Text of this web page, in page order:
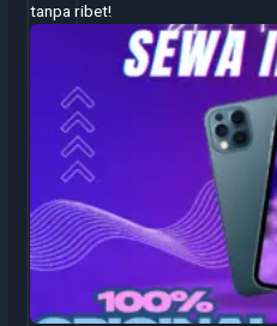
tanpa ribet!